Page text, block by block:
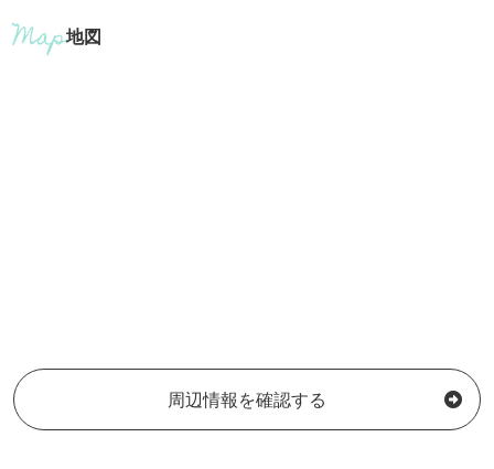
地図
周辺情報を確認する